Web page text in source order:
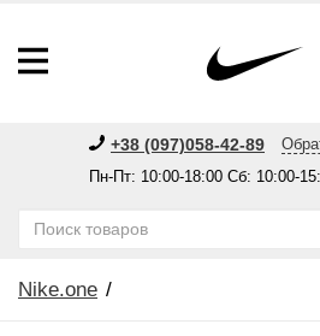
+38 (097)058-42-89
Пн-Пт: 10:00-18:00 Сб: 10:00-
Nike.one